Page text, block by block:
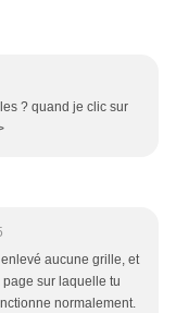
? quand je clic sur
aucune grille, et
sur laquelle tu
normalement.